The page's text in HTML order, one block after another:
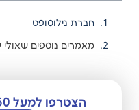
חברת נילוסופט
מאמרים נוספים שאולי
הצטרפו למעל 550 לקוחות מכל העולם